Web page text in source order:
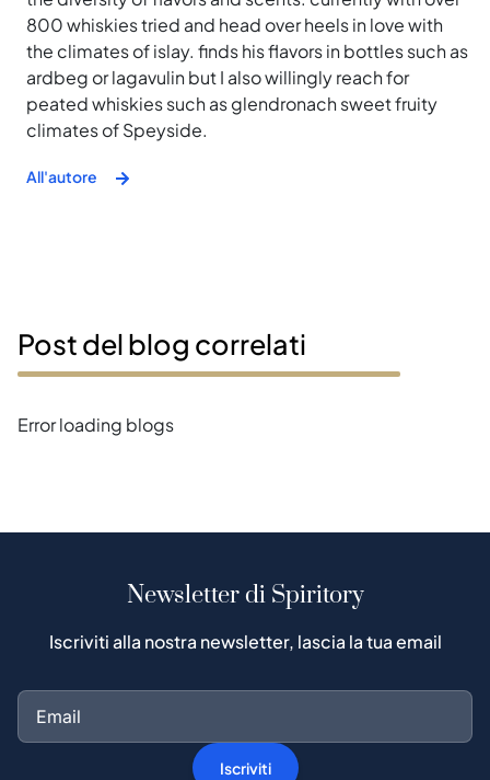
800 whiskies tried and head over heels in love with
the climates of islay. finds his flavors in bottles such as
ardbeg or lagavulin but I also willingly reach for
peated whiskies such as glendronach sweet fruity
climates of Speyside.
All'autore
Post del blog correlati
Error loading blogs
Newsletter di Spiritory
Iscriviti alla nostra newsletter, lascia la tua email
Iscriviti